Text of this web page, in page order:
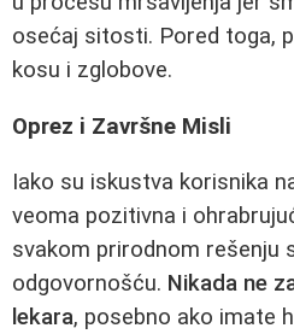
osećaj sitosti. Pored toga,
kosu i zglobove.
Oprez i Završne Misli
Iako su iskustva korisnika
veoma pozitivna i
svakom prirodnom rešenju
odgovornošću. Nikada ne
lekara, posebno ako imate